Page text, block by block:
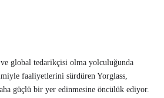
global tedarikçisi olma yolculuğunda
faaliyetlerini sürdüren Yorglass,
güçlü bir yer edinmesine öncülük ediyor.